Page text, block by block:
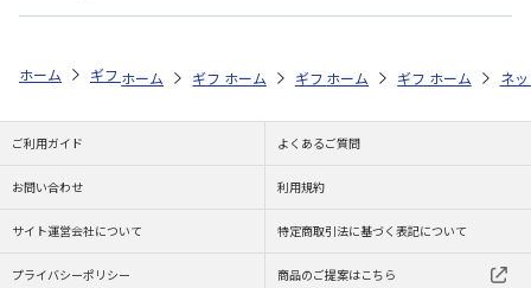
ホーム ギフトストア お中元・夏ギフト特集 2026 ハム・お肉 ＜
ホーム ギフトストア お中元・夏ギフト特集 2026
ホーム ギフトストア お中元・夏ギフト
ホーム ギフトストア お
ホーム ネ
ご利用ガイド よくあるご質問
お問い合わせ 利用規約
サイト運営会社について 特定商取引法に基づく表記について
プライバシーポリシー 商品のご提案はこちら